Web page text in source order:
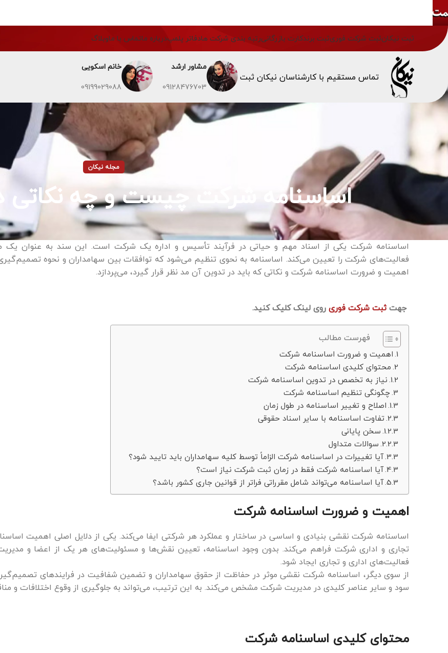
ثبت نیکانثبت شرکت فوریثبت برندکارت بازرگانیرتبه بندی شرکت هادفاتر پلمپدرباره ماتماس با ماوبلاگ
تماس مستقیم با کارشناسان نیکان ثبت
مشاور ارشد
09128476703
خانم اسکویی
09199029088
مجله نیکان
اساسنامه شرکت چیست و چه نکاتی
اساسنامه شرکت یکی از اسناد مهم و حیاتی در فرآیند تأسیس و اداره یک شرکت است. این سند به عنوان یک
فعالیت‌های شرکت را تعیین می‌کند. اساسنامه به نحوی تنظیم می‌شود که توافقات بین سهامداران و نحوه
اهمیت و ضرورت اساسنامه شرکت و نکاتی که باید در تدوین آن مد نظر قرار گیرد، می‌پردازد.
جهتثبت شرکت فوریروی لینک کلیک کنید.
فهرست مطالب
اهمیت و ضرورت اساسنامه شرکت
محتوای کلیدی اساسنامه شرکت
نیاز به تخصص در تدوین اساسنامه شرکت
چگونگی تنظیم اساسنامه شرکت
اصلاح و تغییر اساسنامه در طول زمان
تفاوت اساسنامه با سایر اسناد حقوقی
سخن پایانی
سوالات متداول
آیا تغییرات در اساسنامه شرکت الزاماً توسط کلیه سهامداران باید تایید شود؟
آیا اساسنامه شرکت فقط در زمان ثبت شرکت نیاز است؟
آیا اساسنامه می‌تواند شامل مقرراتی فراتر از قوانین جاری کشور باشد؟
اهمیت و ضرورت اساسنامه شرکت
اساسنامه شرکت نقشی بنیادی و اساسی در ساختار و عملکرد هر شرکتی ایفا می‌کند. یکی از دلایل اصلی اهمیت
تجاری و اداری شرکت فراهم می‌کند. بدون وجود اساسنامه، تعیین نقش‌ها و مسئولیت‌های هر یک از اعضا و
فعالیت‌های اداری و تجاری ایجاد شود.
از سوی دیگر، اساسنامه شرکت نقشی موثر در حفاظت از حقوق سهامداران و تضمین شفافیت در فرایندهای
سود و سایر عناصر کلیدی در مدیریت شرکت مشخص می‌کند. به این ترتیب، می‌تواند به جلوگیری از وقوع اختلافات و
محتوای کلیدی اساسنامه شرکت